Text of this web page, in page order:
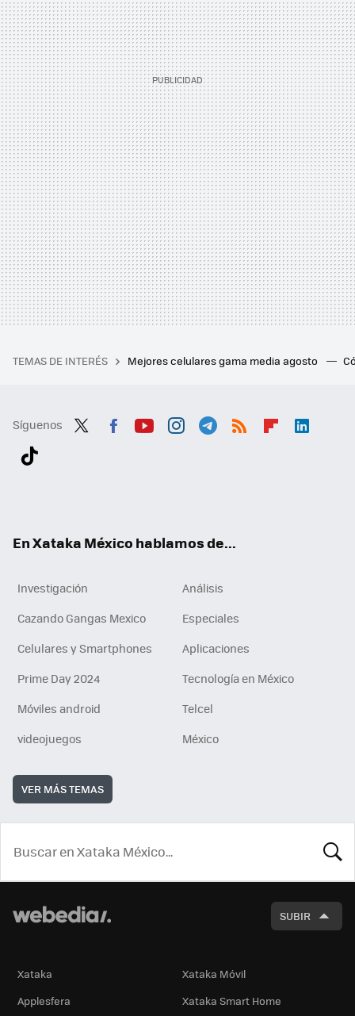
TEMAS DE INTERÉS Mejores celulares gama media agosto
Síguenos
En Xataka México hablamos de...
Investigación
Análisis
Cazando Gangas Mexico
Especiales
Celulares y Smartphones
Aplicaciones
Prime Day 2024
Tecnología en México
Móviles android
Telcel
videojuegos
México
VER MÁS TEMAS
SUBIR
Xataka
Xataka Móvil
Applesfera
Xataka Smart Home